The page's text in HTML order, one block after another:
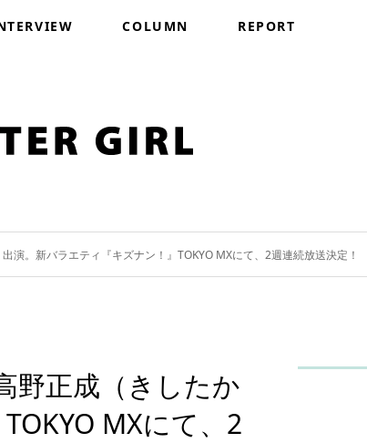
COLUMN REPORT
。新バラエティ『キズナン！』TOKYO MXにて、2週連続放送決定！
野正成（きしたか
MXにて、2